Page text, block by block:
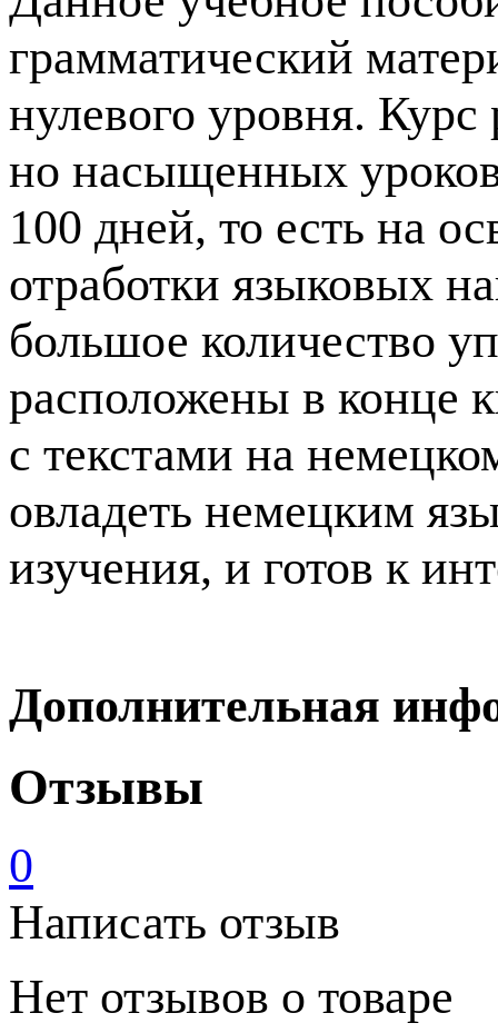
грамматический
нулевого уровня.
но насыщенных
100 дней, то есть на
отработки языковых
большое количество
расположены в конце
с текстами на
овладеть немецким
изучения, и готов к
Дополнительная
Отзывы
0
Написать отзыв
Нет отзывов о товаре